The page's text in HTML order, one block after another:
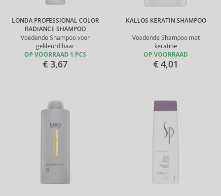
LONDA PROFESSIONAL COLOR
RADIANCE SHAMPOO
Voedende Shampoo voor
gekleurd haar
OP VOORRAAD 1 PCS
€ 3,67
KALLOS KERATIN SHAMPOO
Voedende Shampoo met
keratine
OP VOORRAAD
€ 4,01